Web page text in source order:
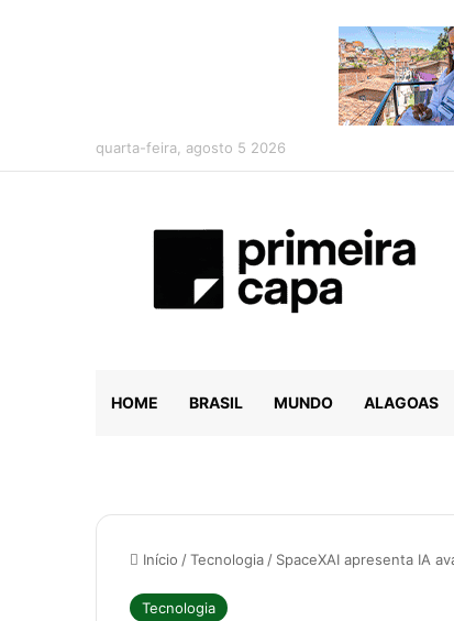
quarta-feira, agosto 5 2026
HOME BRASIL MUNDO ALAGOAS
Início /Tecnologia / SpaceXAI apresenta IA
Tecnologia